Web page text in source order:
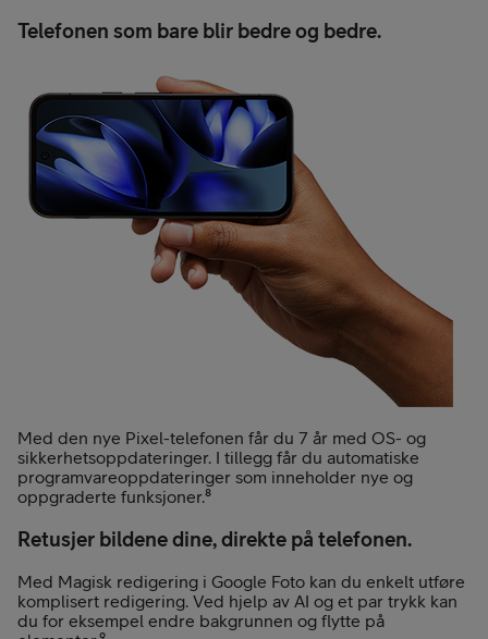
Telefonen som bare blir bedre og bedre.
Med den nye Pixel-telefonen får du 7 år med OS- og
sikkerhetsoppdateringer. I tillegg får du automatiske
programvareoppdateringer som inneholder nye og
oppgraderte funksjoner.⁸
Retusjer bildene dine, direkte på telefonen.
Med Magisk redigering i Google Foto kan du enkelt utføre
komplisert redigering. Ved hjelp av AI og et par trykk kan
du for eksempel endre bakgrunnen og flytte på